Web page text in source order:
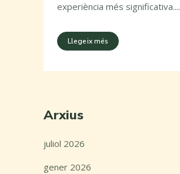
experiència més significativa....
Llegeix més
Arxius
juliol 2026
gener 2026